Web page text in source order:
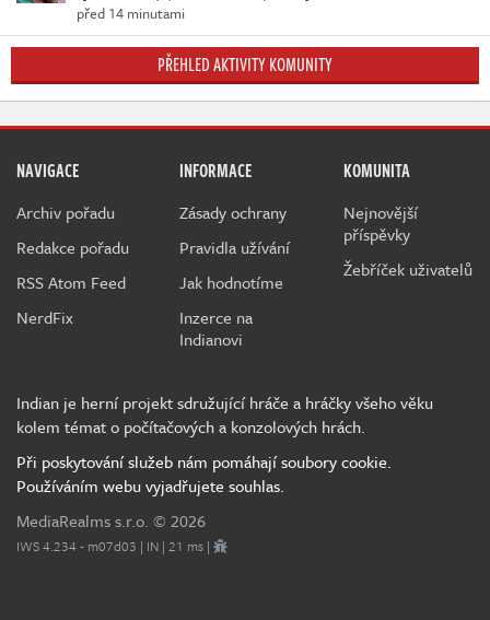
před 14 minutami
PŘEHLED AKTIVITY KOMUNITY
NAVIGACE
Archiv pořadu
Redakce pořadu
RSS Atom Feed
NerdFix
INFORMACE
Zásady ochrany
Pravidla užívání
Jak hodnotíme
Inzerce na
Indianovi
KOMUNITA
Nejnovější
příspěvky
Žebříček uživatelů
Indian je herní projekt sdružující hráče a hráčky všeho věku
kolem témat o počítačových a konzolových hrách.
Při poskytování služeb nám pomáhají soubory cookie.
Používáním webu vyjadřujete souhlas.
MediaRealms s.r.o. © 2026
IWS 4.234 - m07d03 | IN | 21 ms |